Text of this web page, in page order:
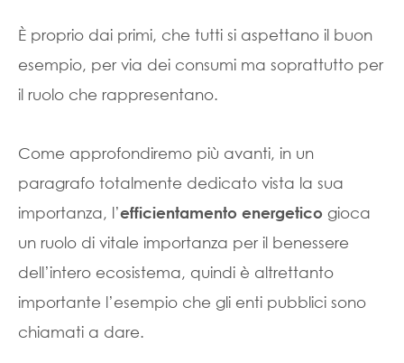
È proprio dai primi, che tutti si aspettano il buon
esempio, per via dei consumi ma soprattutto per
il ruolo che rappresentano.
Come approfondiremo più avanti, in un
paragrafo totalmente dedicato vista la sua
importanza, l’efficientamento energetico gioca
un ruolo di vitale importanza per il benessere
dell’intero ecosistema, quindi è altrettanto
importante l’esempio che gli enti pubblici sono
chiamati a dare.